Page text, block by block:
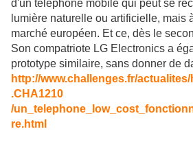
d'un téléphone mobile qui peut se
lumière naturelle ou artificielle, mais
marché européen. Et ce, dès le
Son compatriote LG Electronics a
prototype similaire, sans donner de
http://www.challenges.fr/
.CHA1210
/
re.html